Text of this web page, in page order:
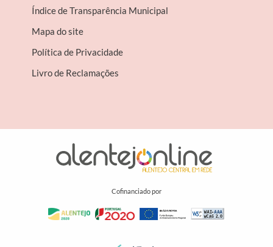
Índice de Transparência Municipal
Mapa do site
Política de Privacidade
Livro de Reclamações
Cofinanciado por